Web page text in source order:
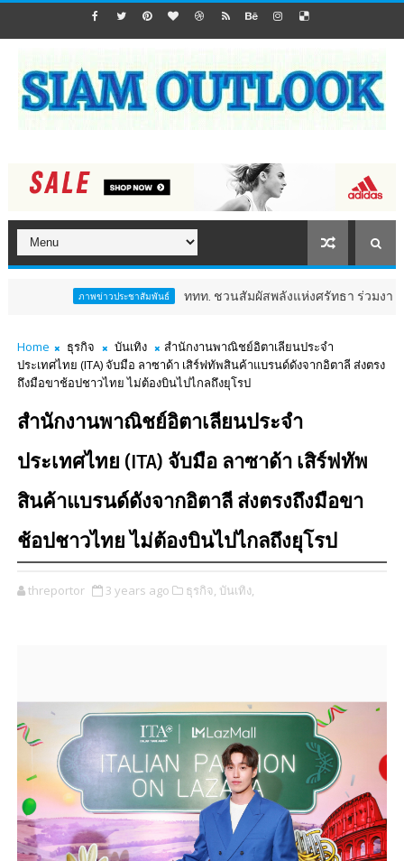
ภาพข่าวประชาสัมพันธ์ ททท. ชวนสัมผัสพลังแห่งศรัทธา ร่วมงาน "ห่มผ้าหลวง
Home ธุรกิจ บันเทิง
สำนักงานพาณิชย์อิตาเลียนประจำ
ประเทศไทย (ITA) จับมือ ลาซาด้า เสิร์ฟทัพสินค้าแบรนด์ดังจากอิตาลี ส่งตรง
ถึงมือขาช้อปชาวไทย ไม่ต้องบินไปไกลถึงยุโรป
สำนักงานพาณิชย์อิตาเลียนประจำ
ประเทศไทย (ITA) จับมือ ลาซาด้า เสิร์ฟทัพ
สินค้าแบรนด์ดังจากอิตาลี ส่งตรงถึงมือขา
ช้อปชาวไทย ไม่ต้องบินไปไกลถึงยุโรป
threportor 3 years ago ธุรกิจ, บันเทิง,